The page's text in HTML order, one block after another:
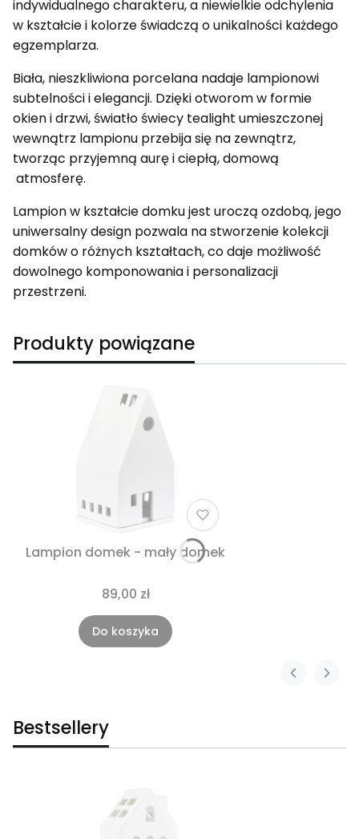
indywidualnego charakteru, a niewielkie odchylenia
w kształcie i kolorze świadczą o unikalności każdego
egzemplarza.
Biała, nieszkliwiona porcelana nadaje lampionowi
subtelności i elegancji. Dzięki otworom w formie
okien i drzwi, światło świecy tealight umieszczonej
wewnątrz lampionu przebija się na zewnątrz,
tworząc przyjemną aurę i ciepłą, domową
atmosferę.
Lampion w kształcie domku jest uroczą ozdobą, jego
uniwersalny design pozwala na stworzenie kolekcji
domków o różnych kształtach, co daje możliwość
dowolnego komponowania i personalizacji
przestrzeni.
Produkty powiązane
Lampion domek - mały domek
89,00 zł
Do koszyka
Bestsellery